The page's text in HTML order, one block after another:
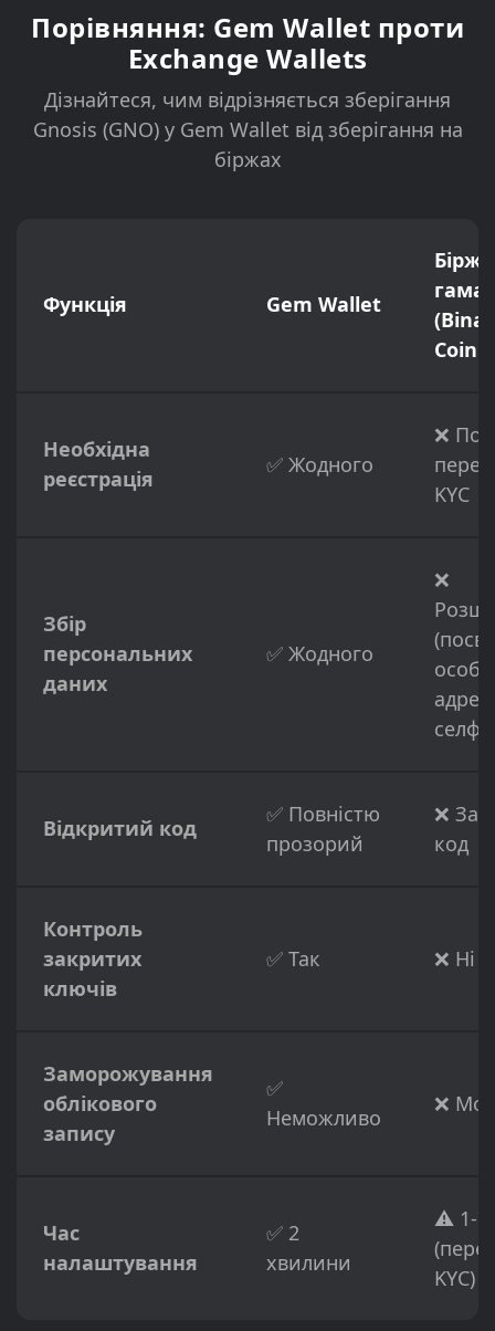
Порівняння: Gem Wallet проти
Exchange Wallets
Дізнайтеся, чим відрізняється зберігання
Gnosis (GNO) у Gem Wallet від зберігання на
біржах
Функція Gem Wallet
Необхідна
реєстрація
✅ Жодного
❌
KYC
Збір
персональних
даних
✅ Жодного
❌
селфі)
Відкритий код
✅ Повністю
прозорий
❌
код
Контроль
закритих
ключів
✅ Так ❌ Ні
Заморожування
облікового
запису
✅
Неможливо
❌
Час
налаштування
✅ 2
хвилини
⚠️ 1-7
KYC)